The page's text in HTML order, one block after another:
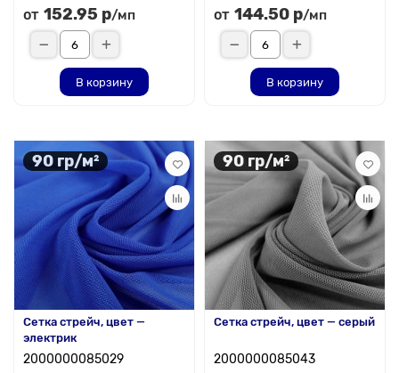
от 152.95 р/мп
В корзину
от 144.50 р/мп
В корзину
90 гр/м²
Сетка стрейч, цвет —
электрик
2000000085029
90 гр/м²
Сетка стрейч, цвет — серый
2000000085043